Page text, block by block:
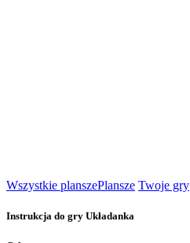
Wszystkie planszePlansze Twoje gry
Instrukcja do gry Układanka